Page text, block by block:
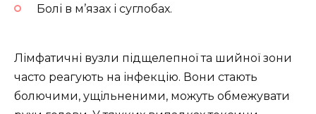
Болі в м’язах і суглобах.
Лімфатичні вузли підщелепної та шийної зони
часто реагують на інфекцію. Вони стають
болючими, ущільненими, можуть обмежувати